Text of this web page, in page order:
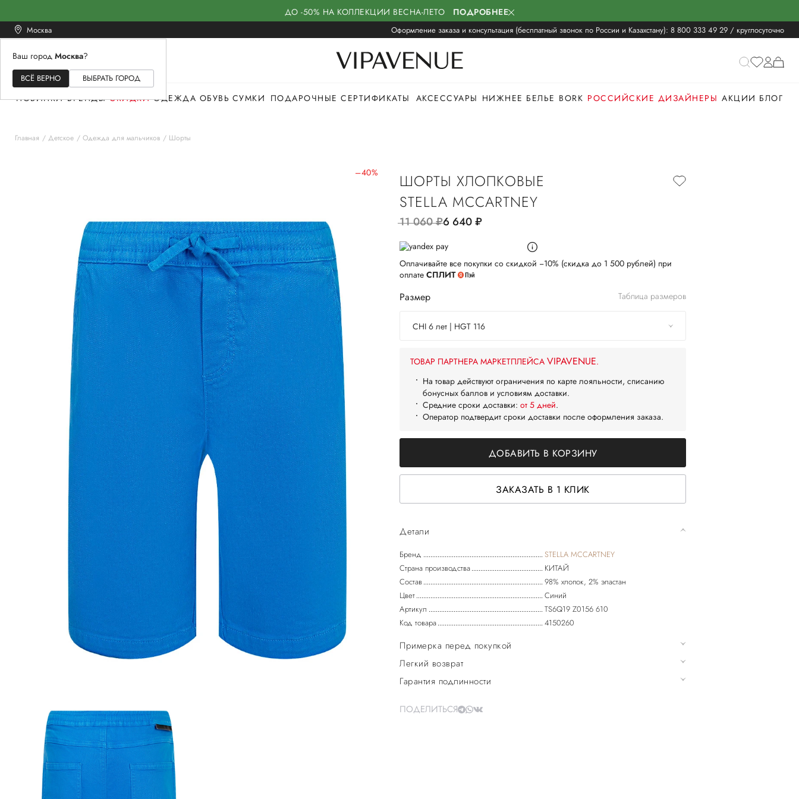
ДО -50% НА КОЛЛЕКЦИИ ВЕСНА-ЛЕТО ПОДРОБНЕЕ
Москва Оформление заказа и консультация (бесплатный звонок по России и Казахстану): 8 800 333 49 29 / круглосуточно
Ваш город Москва?
ВСЁ ВЕРНО ВЫБРАТЬ ГОРОД
ЖЕНСКОЕМУЖСКОЕ
НОВИНКИ БРЕНДЫ СКИДКИ ОДЕЖДА ОБУВЬ СУМКИ ПОДАРОЧНЫЕ СЕРТИФИКАТЫ АКСЕССУАРЫ НИЖНЕЕ БЕЛЬЕ BORK РОССИЙСКИЕ ДИЗАЙНЕРЫ АКЦИИ БЛОГ
Главная Детское Одежда для мальчиков Шорты
–40%
ШОРТЫ ХЛОПКОВЫЕ
STELLA MCCARTNEY
11 060руб.6 640руб.
Оплачивайте все покупки со скидкой −10% (скидка до 1 500 рублей) при
оплате СПЛИТ
Размер Таблица размеров
CHI 6 лет | HGT 116
ТОВАР ПАРТНЕРА МАРКЕТПЛЕЙСА VIPAVENUE.
На товар действуют ограничения по карте лояльности, списанию
бонусных баллов и условиям доставки.
Средние сроки доставки: от 5 дней.
Оператор подтвердит сроки доставки после оформления заказа.
ДОБАВИТЬ В КОРЗИНУ
ЗАКАЗАТЬ В 1 КЛИК
Детали
Бренд
STELLA MCCARTNEY
Страна производства
КИТАЙ
Состав
98% хлопок, 2% эластан
Цвет
Синий
Артикул
TS6Q19 Z0156 610
Код товара
4150260
Примерка перед покупкой
Легкий возврат
Гарантия подлинности
ПОДЕЛИТЬСЯ